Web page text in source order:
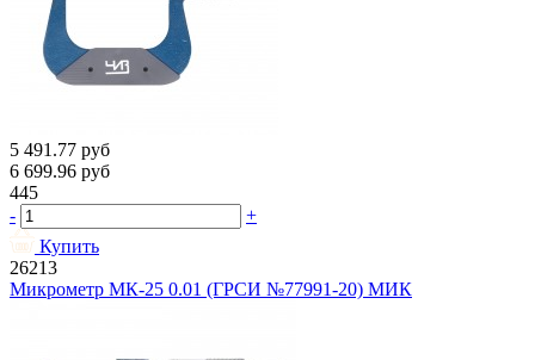
5 491.77 руб
6 699.96 руб
445
-
+
Купить
26213
Микрометр МК-25 0.01 (ГРСИ №77991-20) МИК